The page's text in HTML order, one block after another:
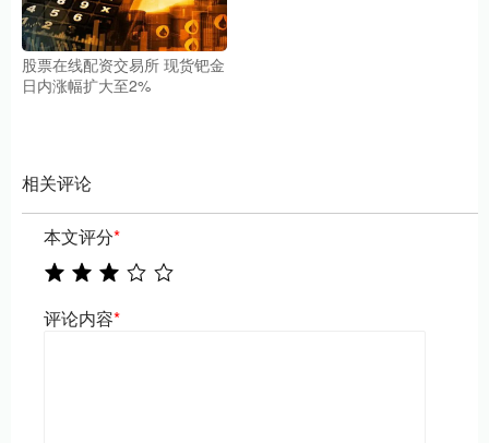
股票在线配资交易所 现货钯金
日内涨幅扩大至2%
相关评论
本文评分*
评论内容*